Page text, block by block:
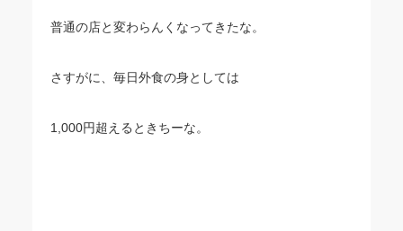
普通の店と変わらんくなってきたな。
さすがに、毎日外食の身としては
1,000円超えるときちーな。